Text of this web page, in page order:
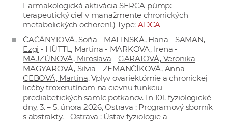
Farmakologická aktivácia SERCA púmp:
terapeutický cieľ v manažmente chronických
metabolických ochorení.) Type:ADCA
ČAČÁNYIOVÁ, Soňa - MALINSKÁ, Hana - SAMAN,
Ezgi - HÜTTL, Martina - MARKOVA, Irena -
MAJZÚNOVÁ, Miroslava - GARAIOVÁ, Veronika -
MAGYAROVÁ, Silvia - ZEMANČÍKOVÁ, Anna -
CEBOVÁ, Martina. Vplyv ovariektómie a chronickej
liečby troxerutínom na cievnu funkciu
prediabetických samíc potkanov. In 101. fyziologické
dny, 3. – 5. února 2026, Ostrava : Programový sborník
s abstrakty. - Ostrava : Ústav fyziologie a